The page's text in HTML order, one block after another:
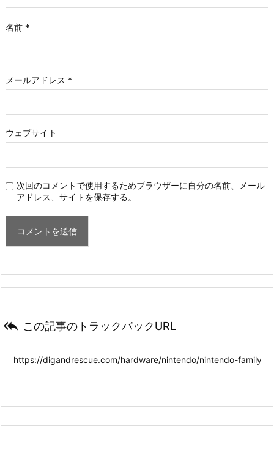
名前 *
メールアドレス *
ウェブサイト
次回のコメントで使用するためブラウザーに自分の名前、メール
アドレス、サイトを保存する。
 この記事のトラックバックURL